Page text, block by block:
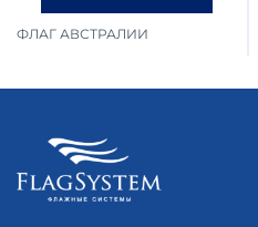
ФЛАГ АВСТРАЛИИ